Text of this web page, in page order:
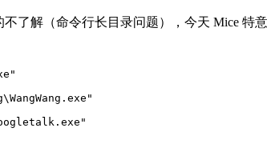
不了解（命令行长目录问题），今天 Mice 特